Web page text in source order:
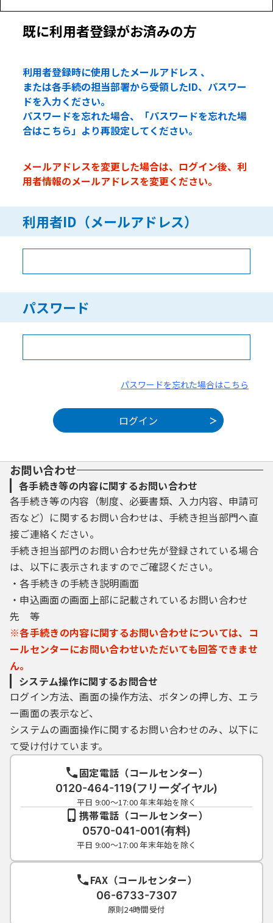
既に利用者登録がお済みの方
利用者登録時に使用したメールアドレス 、
または各手続の担当部署から受領したID、パスワー
ドを入力ください。
パスワードを忘れた場合、「パスワードを忘れた場
合はこちら」より再設定してください。
メールアドレスを変更した場合は、ログイン後、利
用者情報のメールアドレスを変更ください。
利用者ID（メールアドレス）
パスワード
パスワードを忘れた場合はこちら
お問い合わせ
各手続き等の内容に関するお問い合わせ
各手続き等の内容（制度、必要書類、入力内容、申請可
否など）に関するお問い合わせは、手続き担当部門へ直
接ご連絡ください。
手続き担当部門のお問い合わせ先が登録されている場合
は、以下に表示されますのでご確認ください。
・各手続きの手続き説明画面
・申込画面の画面上部に記載されているお問い合わせ
先 等
※各手続きの内容に関するお問い合わせについては、コ
ールセンターにお問い合わせいただいても回答できませ
ん。
システム操作に関するお問合せ
ログイン方法、画面の操作方法、ボタンの押し方、エラ
ー画面の表示など、
システムの画面操作に関するお問い合わせのみ、以下に
て受け付けています。
固定電話（コールセンター）
0120-464-119(フリーダイヤル)
平日 9:00～17:00 年末年始を除く
携帯電話（コールセンター）
0570-041-001(有料)
平日 9:00～17:00 年末年始を除く
FAX（コールセンター）
06-6733-7307
原則24時間受付